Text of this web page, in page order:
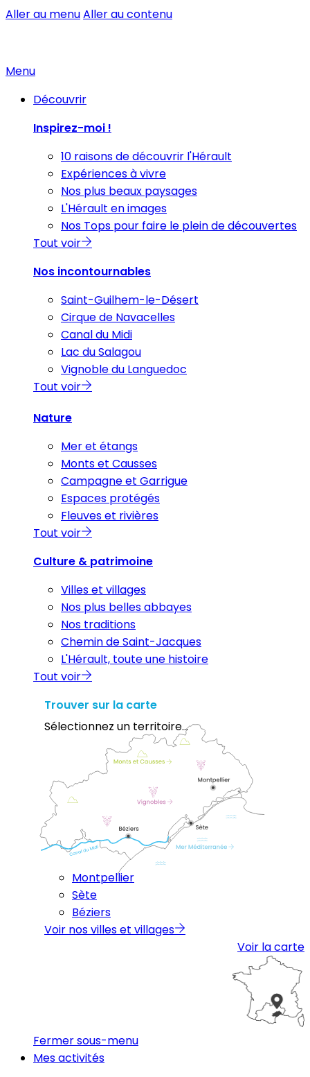
Aller au menuAller au contenu
Menu
Découvrir
Inspirez-moi !
10 raisons de découvrir l'Hérault
Expériences à vivre
Nos plus beaux paysages
L'Hérault en images
Nos Tops pour faire le plein de découvertes
Tout voir
Nos incontournables
Saint-Guilhem-le-Désert
Cirque de Navacelles
Canal du Midi
Lac du Salagou
Vignoble du Languedoc
Tout voir
Nature
Mer et étangs
Monts et Causses
Campagne et Garrigue
Espaces protégés
Fleuves et rivières
Tout voir
Culture & patrimoine
Villes et villages
Nos plus belles abbayes
Nos traditions
Chemin de Saint-Jacques
L'Hérault, toute une histoire
Tout voir
Trouver sur la carte
Sélectionnez un territoire...
Montpellier
Sète
Béziers
Voir nos villes et villages
Voir la carte
Fermer sous-menu
Mes activités